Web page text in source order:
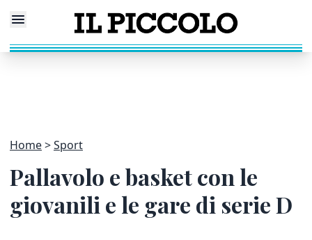
Home Sport
Pallavolo e basket con le
giovanili e le gare di serie D